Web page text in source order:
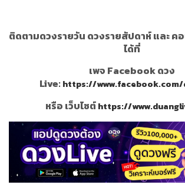
ติดตามดวงรายวัน ดวงรายสัปดาห์ และ ค
ได้ที่
เพจ Facebook ดวง
Live:https://www.facebook.com/
หรือ เว็บไซต์https://